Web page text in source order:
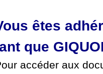
êtes
que
accéder aux